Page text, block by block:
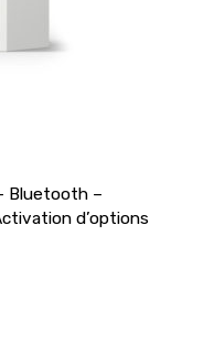
Bluetooth –
d’options